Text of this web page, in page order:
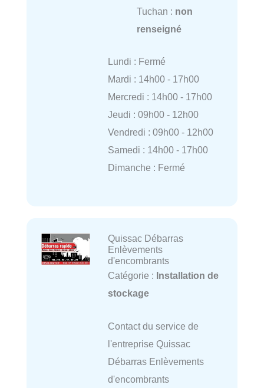
Tuchan : non
renseigné
Lundi : Fermé
Mardi : 14h00 - 17h00
Mercredi : 14h00 - 17h00
Jeudi : 09h00 - 12h00
Vendredi : 09h00 - 12h00
Samedi : 14h00 - 17h00
Dimanche : Fermé
Quissac Débarras
Enlèvements
d'encombrants
Catégorie : Installation de
stockage
Contact du service de
l'entreprise Quissac
Débarras Enlèvements
d'encombrants